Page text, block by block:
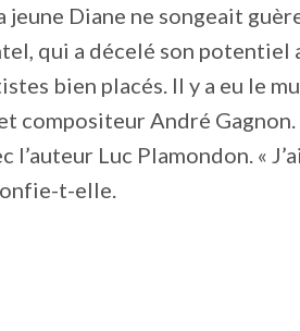
jeune Diane ne songeait
qui a décelé son
bien placés. Il y a eu le
compositeur André
l’auteur Luc Plamondon. «
t-elle.